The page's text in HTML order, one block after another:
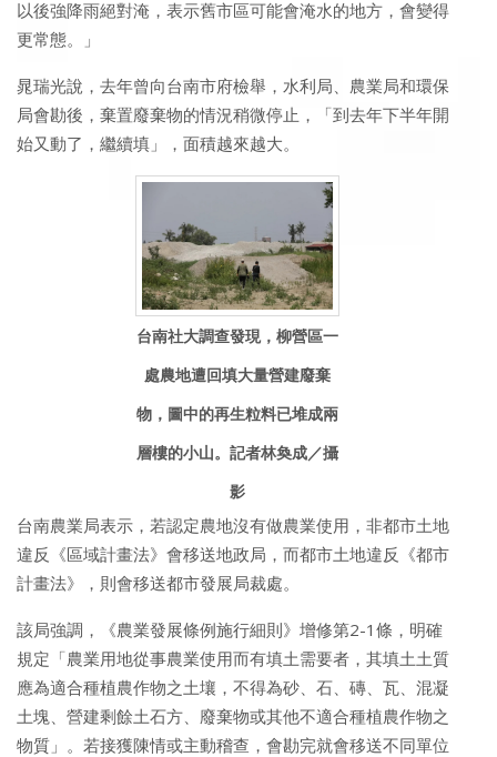
以後強降雨絕對淹，表示舊市區可能會淹水的地方，會變得
更常態。」
晁瑞光說，去年曾向台南市府檢舉，水利局、農業局和環保
局會勘後，棄置廢棄物的情況稍微停止，「到去年下半年開
始又動了，繼續填」，面積越來越大。
台南社大調查發現，柳營區一
處農地遭回填大量營建廢棄
物，圖中的再生粒料已堆成兩
層樓的小山。記者林奐成／攝
影
台南農業局表示，若認定農地沒有做農業使用，非都市土地
違反《區域計畫法》會移送地政局，而都市土地違反《都市
計畫法》，則會移送都市發展局裁處。
該局強調，《農業發展條例施行細則》增修第2-1條，明確
規定「農業用地從事農業使用而有填土需要者，其填土土質
應為適合種植農作物之土壤，不得為砂、石、磚、瓦、混凝
土塊、營建剩餘土石方、廢棄物或其他不適合種植農作物之
物質」。若接獲陳情或主動稽查，會勘完就會移送不同單位